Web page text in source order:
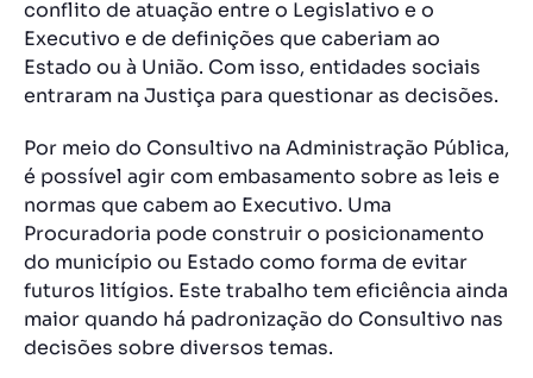
conflito de atuação entre o Legislativo e o
Executivo e de definições que caberiam ao
Estado ou à União. Com isso, entidades sociais
entraram na Justiça para questionar as decisões.
Por meio do Consultivo na Administração Pública,
é possível agir com embasamento sobre as leis e
normas que cabem ao Executivo. Uma
Procuradoria pode construir o posicionamento
do município ou Estado como forma de evitar
futuros litígios. Este trabalho tem eficiência ainda
maior quando há padronização do Consultivo nas
decisões sobre diversos temas.